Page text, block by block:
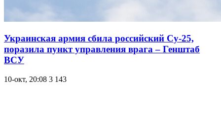
Украинская армия сбила российский Су-25,
поразила пункт управления врага – Генштаб
ВСУ
10-окт, 20:08 3 143